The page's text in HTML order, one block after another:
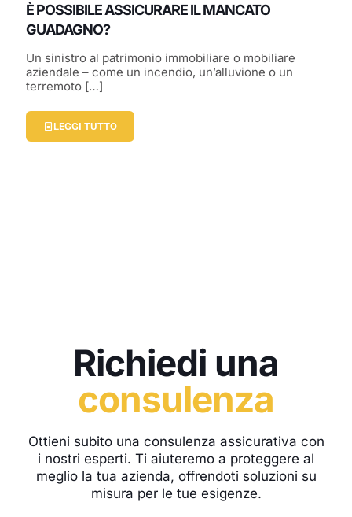
È POSSIBILE ASSICURARE IL MANCATO
GUADAGNO?
Un sinistro al patrimonio immobiliare o mobiliare
aziendale – come un incendio, un’alluvione o un
terremoto […]
LEGGI TUTTO
Richiedi una
consulenza
Ottieni subito una consulenza assicurativa con
i nostri esperti. Ti aiuteremo a proteggere al
meglio la tua azienda, offrendoti soluzioni su
misura per le tue esigenze.